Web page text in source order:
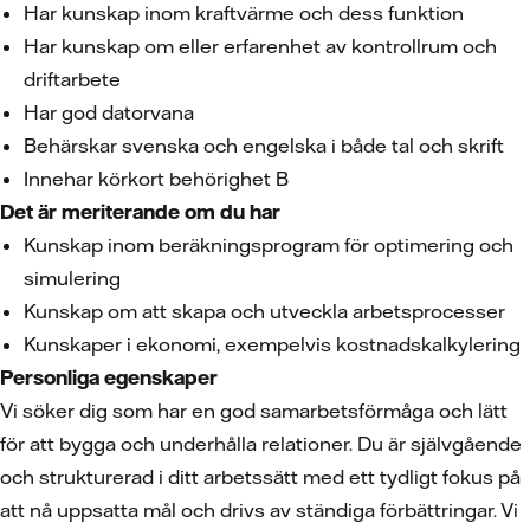
Har kunskap inom kraftvärme och dess funktion
Har kunskap om eller erfarenhet av kontrollrum och
driftarbete
Har god datorvana
Behärskar svenska och engelska i både tal och skrift
Innehar körkort behörighet B
Det är meriterande om du har
Kunskap inom beräkningsprogram för optimering och
simulering
Kunskap om att skapa och utveckla arbetsprocesser
Kunskaper i ekonomi, exempelvis kostnadskalkylering
Personliga egenskaper
Vi söker dig som har en god samarbetsförmåga och lätt
för att bygga och underhålla relationer. Du är självgående
och strukturerad i ditt arbetssätt med ett tydligt fokus på
att nå uppsatta mål och drivs av ständiga förbättringar. Vi